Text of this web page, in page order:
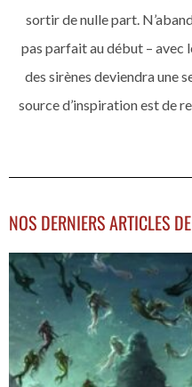
sortir de nulle part.
pas parfait au début – avec
des sirènes deviendra une
source d’inspiration est de
NOS DERNIERS ARTICLES